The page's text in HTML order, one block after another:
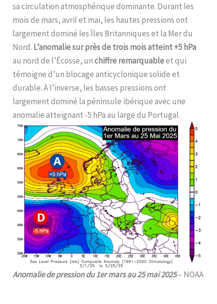
sa circulation atmosphérique dominante. Durant les
mois de mars, avril et mai, les hautes pressions ont
largement dominé les Îles Britanniques et la Mer du
Nord. L’anomalie sur près de trois mois atteint +5 hPa
au nord de l’Écosse, unchiffre remarquableet qui
témoigne d’un blocage anticyclonique solide et
durable. À l’inverse, les basses pressions ont
largement dominé la péninsule ibérique avec une
anomalie atteignant -5 hPa au large du Portugal.
Anomalie de pression du 1er mars au 25 mai 2025– NOAA